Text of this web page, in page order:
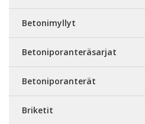
Betonimyllyt
Betoniporanteräsarjat
Betoniporanterät
Briketit